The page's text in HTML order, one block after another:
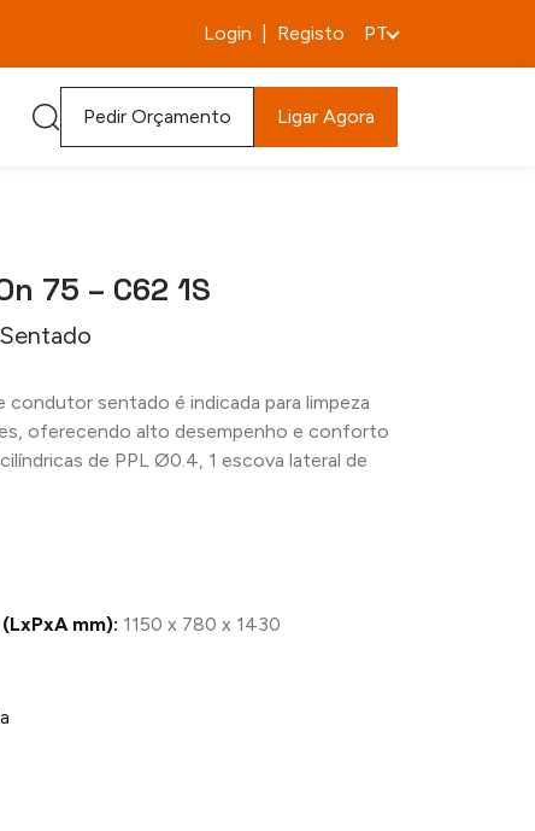
Login Registo PT
Pedir Orçamento Ligar Agora
75 – C62 1S
condutor sentado é indicada para limpeza
oferecendo alto desempenho e conforto
de PPL Ø0.4, 1 escova lateral de
mm): 1150 x 780 x 1430